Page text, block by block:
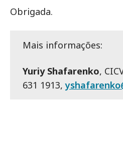
Obrigada.
Mais informações:
Yuriy Shafarenko,
631 1913,